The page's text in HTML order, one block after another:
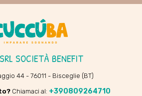
SOCIETÀ BENEFIT
44 - 76011 - Bisceglie (BT)
Chiamaci al: +390809264710